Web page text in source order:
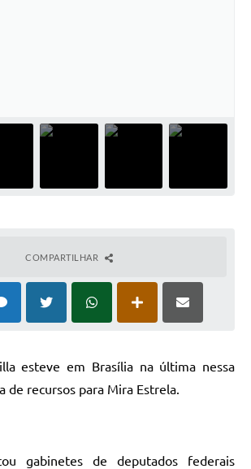
COMPARTILHAR
esteve em Brasília na última nessa
de recursos para Mira Estrela.
gabinetes de deputados federais